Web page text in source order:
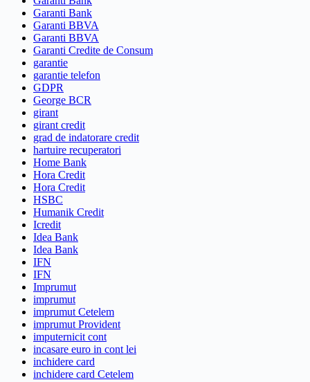
Garanti Bank
Garanti BBVA
Garanti BBVA
Garanti Credite de Consum
garantie
garantie telefon
GDPR
George BCR
girant
girant credit
grad de indatorare credit
hartuire recuperatori
Home Bank
Hora Credit
Hora Credit
HSBC
Humanik Credit
Icredit
Idea Bank
Idea Bank
IFN
IFN
Imprumut
imprumut
imprumut Cetelem
imprumut Provident
imputernicit cont
incasare euro in cont lei
inchidere card
inchidere card Cetelem